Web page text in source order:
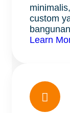
custom
Learn
